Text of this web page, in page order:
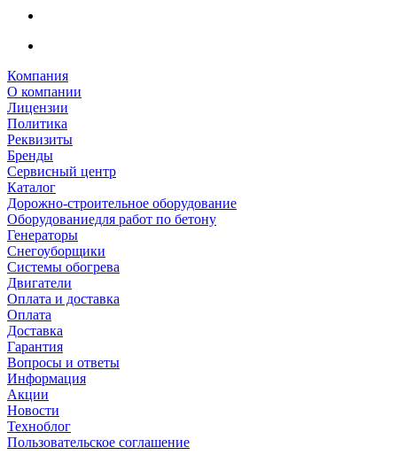
Компания
О компании
Лицензии
Политика
Реквизиты
Бренды
Сервисный центр
Каталог
Дорожно-строительное оборудование
Оборудованиедля работ по бетону
Генераторы
Снегоуборщики
Системы обогрева
Двигатели
Оплата и доставка
Оплата
Доставка
Гарантия
Вопросы и ответы
Информация
Акции
Новости
Техноблог
Пользовательское соглашение